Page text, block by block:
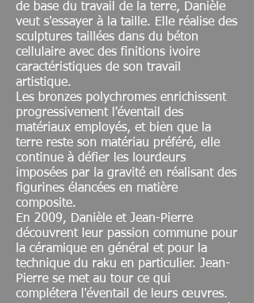
de base du travail de la terre, Danièle
veut s'essayer à la taille. Elle réalise des
sculptures taillées dans du béton
cellulaire avec des finitions ivoire
caractéristiques de son travail
artistique.
Les bronzes polychromes enrichissent
progressivement l'éventail des
matériaux employés, et bien que la
terre reste son matériau préféré, elle
continue à défier les lourdeurs
imposées par la gravité en réalisant des
figurines élancées en matière
composite.
En 2009, Danièle et Jean-Pierre
découvrent leur passion commune pour
la céramique en général et pour la
technique du raku en particulier. Jean-
Pierre se met au tour ce qui
complétera l'éventail de leurs œuvres.